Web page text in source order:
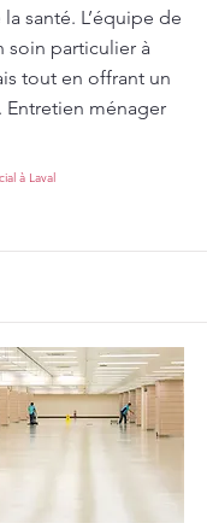
santé. L’équipe de
soin particulier à
tout en offrant un
Entretien ménager
à Laval